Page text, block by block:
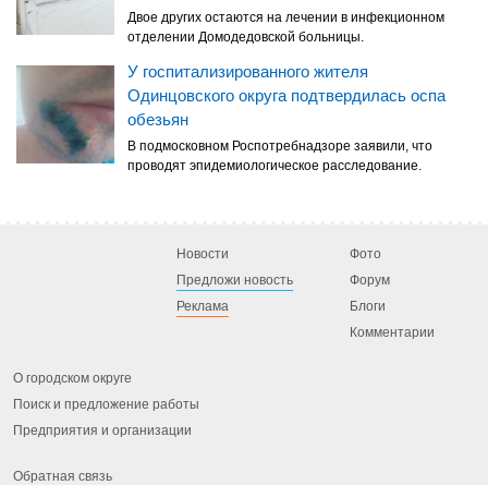
Двое других остаются на лечении в инфекционном
отделении Домодедовской больницы.
У госпитализированного жителя
Одинцовского округа подтвердилась оспа
обезьян
В подмосковном Роспотребнадзоре заявили, что
проводят эпидемиологическое расследование.
Новости
Предложи новость
Реклама
Фото
Форум
Блоги
Комментарии
О городском округе
Поиск и предложение работы
Предприятия и организации
Обратная связь